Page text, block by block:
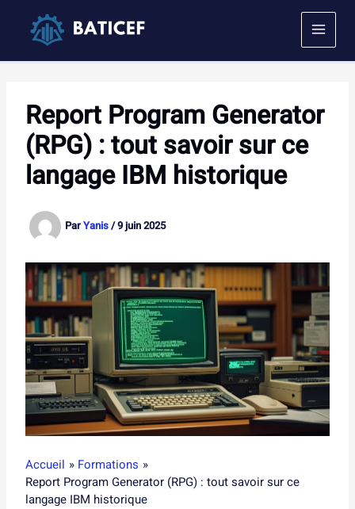
contenu
Report Program Generator
(RPG) : tout savoir sur ce
langage IBM historique
ParYanis/9 juin 2025
Accueil
Formations
Report Program Generator (RPG) : tout savoir sur ce
langage IBM historique